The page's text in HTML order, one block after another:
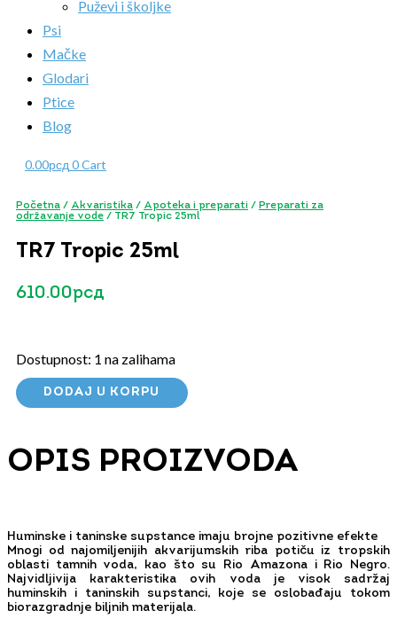
Puževi i školjke
Psi
Mačke
Glodari
Ptice
Blog
0.00рсд 0Cart
Početna / Akvaristika / Apoteka i preparati / Preparati za
održavanje vode / TR7 Tropic 25ml
TR7 Tropic 25ml
610.00рсд
Dostupnost: 1 na zalihama
DODAJ U KORPU
OPIS PROIZVODA
Huminske i taninske supstance imaju brojne pozitivne efekte
Mnogi od najomiljenijih akvarijumskih riba potiču iz tropskih
oblasti tamnih voda, kao što su Rio Amazona i Rio Negro.
Najvidljivija karakteristika ovih voda je visok sadržaj
huminskih i taninskih supstanci, koje se oslobađaju tokom
biorazgradnje biljnih materijala.